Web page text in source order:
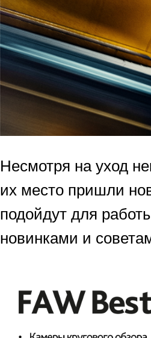
Несмотря на уход
их место пришли
подойдут для
новинками и